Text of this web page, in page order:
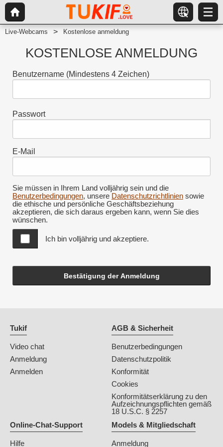
Live-Webcams Kostenlose anmeldung
KOSTENLOSE ANMELDUNG
Benutzername (Mindestens 4 Zeichen)
Passwort
E-Mail
Sie müssen in Ihrem Land volljährig sein und die
Benutzerbedingungen, unsere Datenschutzrichtlinien sowie
die ethische und persönliche Geschäftsbeziehung
akzeptieren, die sich daraus ergeben kann, wenn Sie dies
wünschen.
Ich bin volljährig und akzeptiere.
Bestätigung der Anmeldung
Tukif
Video chat
Anmeldung
Anmelden
AGB & Sicherheit
Benutzerbedingungen
Datenschutzpolitik
Konformität
Cookies
Konformitätserklärung zu den
Aufzeichnungspflichten gemäß
18 U.S.C. § 2257
Online-Chat-Support
Hilfe
Models & Mitgliedschaft
Anmeldung